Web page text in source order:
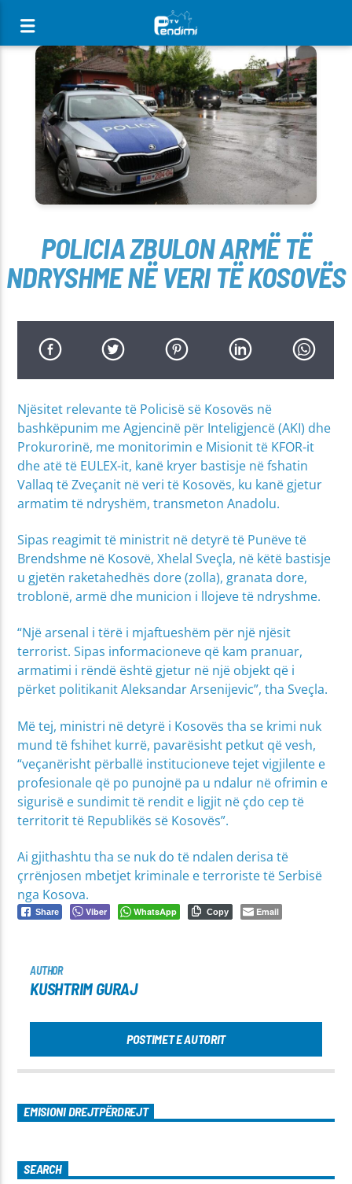
[There are no radio stations in the database]
POLICIA ZBULON ARMË TË
NDRYSHME NË VERI TË KOSOVËS
Njësitet relevante të Policisë së Kosovës në
bashkëpunim me Agjencinë për Inteligjencë (AKI) dhe
Prokurorinë, me monitorimin e Misionit të KFOR-it
dhe atë të EULEX-it, kanë kryer bastisje në fshatin
Vallaq të Zveçanit në veri të Kosovës, ku kanë gjetur
armatim të ndryshëm, transmeton Anadolu.
Sipas reagimit të ministrit në detyrë të Punëve të
Brendshme në Kosovë, Xhelal Sveçla, në këtë bastisje
u gjetën raketahedhës dore (zolla), granata dore,
troblonë, armë dhe municion i llojeve të ndryshme.
“Një arsenal i tërë i mjaftueshëm për një njësit
terrorist. Sipas informacioneve që kam pranuar,
armatimi i rëndë është gjetur në një objekt që i
përket politikanit Aleksandar Arsenijevic”, tha Sveçla.
Më tej, ministri në detyrë i Kosovës tha se krimi nuk
mund të fshihet kurrë, pavarësisht petkut që vesh,
“veçanërisht përballë institucioneve tejet vigjilente e
profesionale që po punojnë pa u ndalur në ofrimin e
sigurisë e sundimit të rendit e ligjit në çdo cep të
territorit të Republikës së Kosovës”.
Ai gjithashtu tha se nuk do të ndalen derisa të
çrrënjosen mbetjet kriminale e terroriste të Serbisë
nga Kosova.
Share Viber WhatsApp Copy Email
AUTHOR
KUSHTRIM GURAJ
POSTIMET E AUTORIT
EMISIONI DREJTPËRDREJT
SEARCH